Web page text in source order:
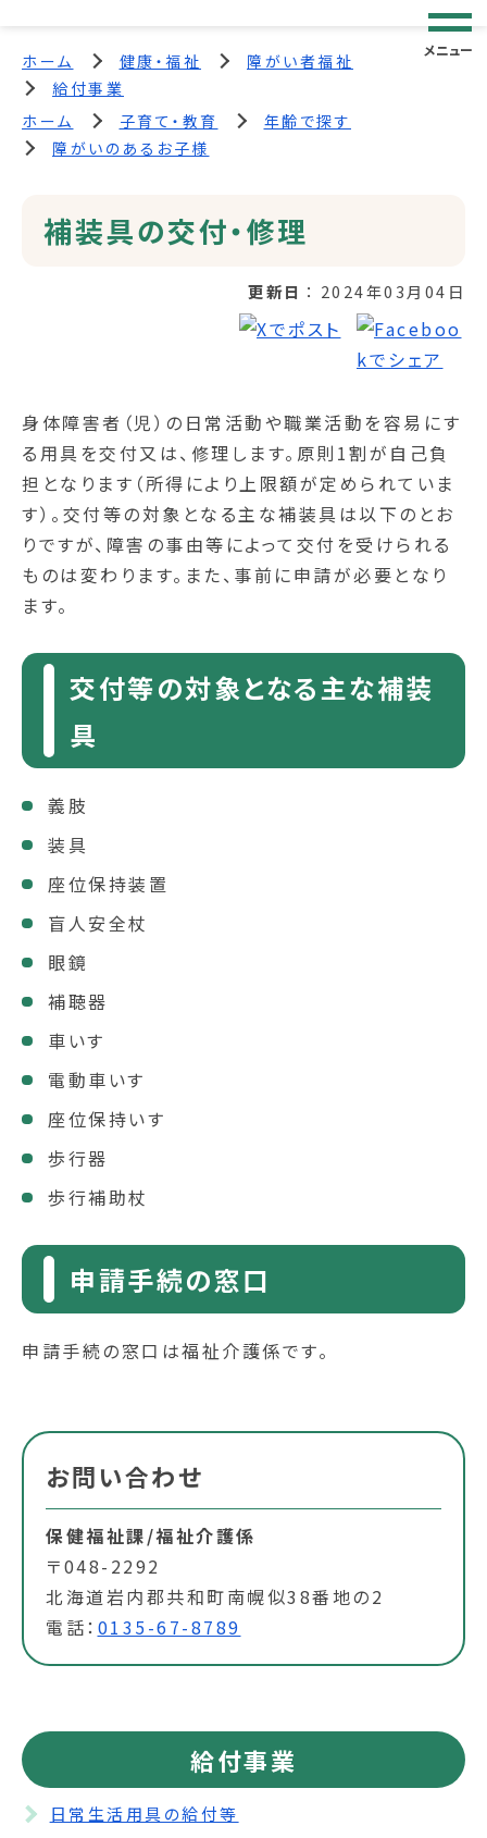
メニュー
ホーム 健康・福祉
障がい者福祉
給付事業
ホーム
子育て・教育
年齢で探す
障がいのあるお子様
補装具の交付・修理
更新日 2024年03月04日
身体障害者（児）の日常活動や職業活動を容易にす
る用具を交付又は、修理します。原則1割が自己負
担となります（所得により上限額が定められていま
す）。交付等の対象となる主な補装具は以下のとお
りですが、障害の事由等によって交付を受けられる
ものは変わります。また、事前に申請が必要となり
ます。
交付等の対象となる主な補装
具
義肢
装具
座位保持装置
盲人安全杖
眼鏡
補聴器
車いす
電動車いす
座位保持いす
歩行器
歩行補助杖
申請手続の窓口
申請手続の窓口は福祉介護係です。
お問い合わせ
保健福祉課/福祉介護係
〒048-2292
北海道岩内郡共和町南幌似38番地の2
電話： 0135-67-8789
給付事業
日常生活用具の給付等